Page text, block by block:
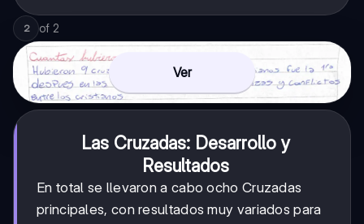
2 of 2
Ver
Las Cruzadas: Desarrollo y
Resultados
En total se llevaron a cabo ocho Cruzadas
principales, con resultados muy variados para